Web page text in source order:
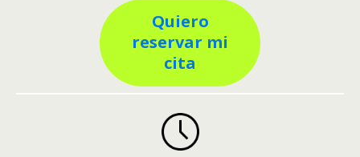
Quiero
reservar mi
cita